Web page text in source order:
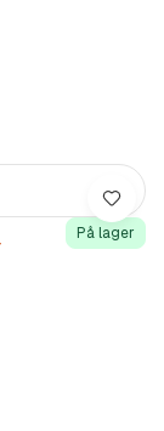
På lager
Lagre